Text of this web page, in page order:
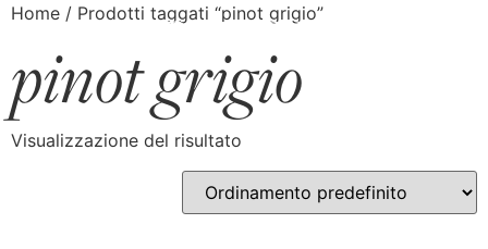
Home / Prodotti taggati “pinot grigio”
pinot grigio
Visualizzazione del risultato